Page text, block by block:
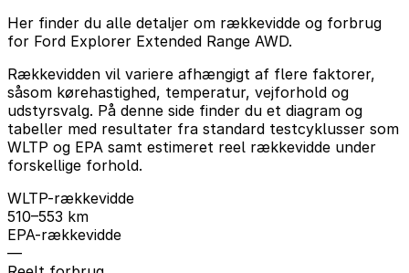
Her finder du alle detaljer om rækkevidde og forbrug
for Ford Explorer Extended Range AWD.
Rækkevidden vil variere afhængigt af flere faktorer,
såsom kørehastighed, temperatur, vejforhold og
udstyrsvalg. På denne side finder du et diagram og
tabeller med resultater fra standard testcyklusser som
WLTP og EPA samt estimeret reel rækkevidde under
forskellige forhold.
WLTP-rækkevidde
510–553 km
EPA-rækkevidde
—